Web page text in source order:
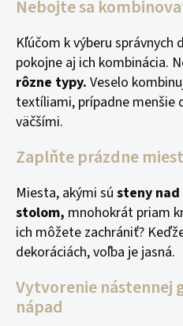
Nebojte sa
Kľúčom k výberu správnych
pokojne aj ich kombinácia.
rôzne typy. Veselo
textíliami, prípadne menšie
väčšími.
Zaplňte prázdne
Miesta, akými sú steny nad
stolom, mnohokrát priam
ich môžete zachrániť?
dekoráciách, voľba je jasná.
Vytvorenie nástennej
nápad